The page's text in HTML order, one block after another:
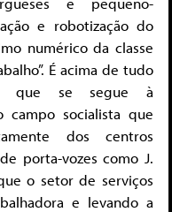
e robotização do
numérico da classe
É acima de tudo
que se segue à
campo socialista que
dos centros
porta-vozes como J.
o setor de serviços
e levando a